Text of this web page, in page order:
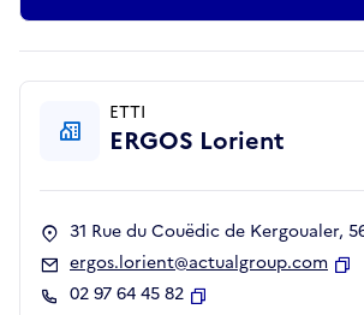
ETTI
ERGOS Lorient
31 Rue du Couëdic de Kergoualer,
ergos.lorient@actualgroup.com
02 97 64 45 82